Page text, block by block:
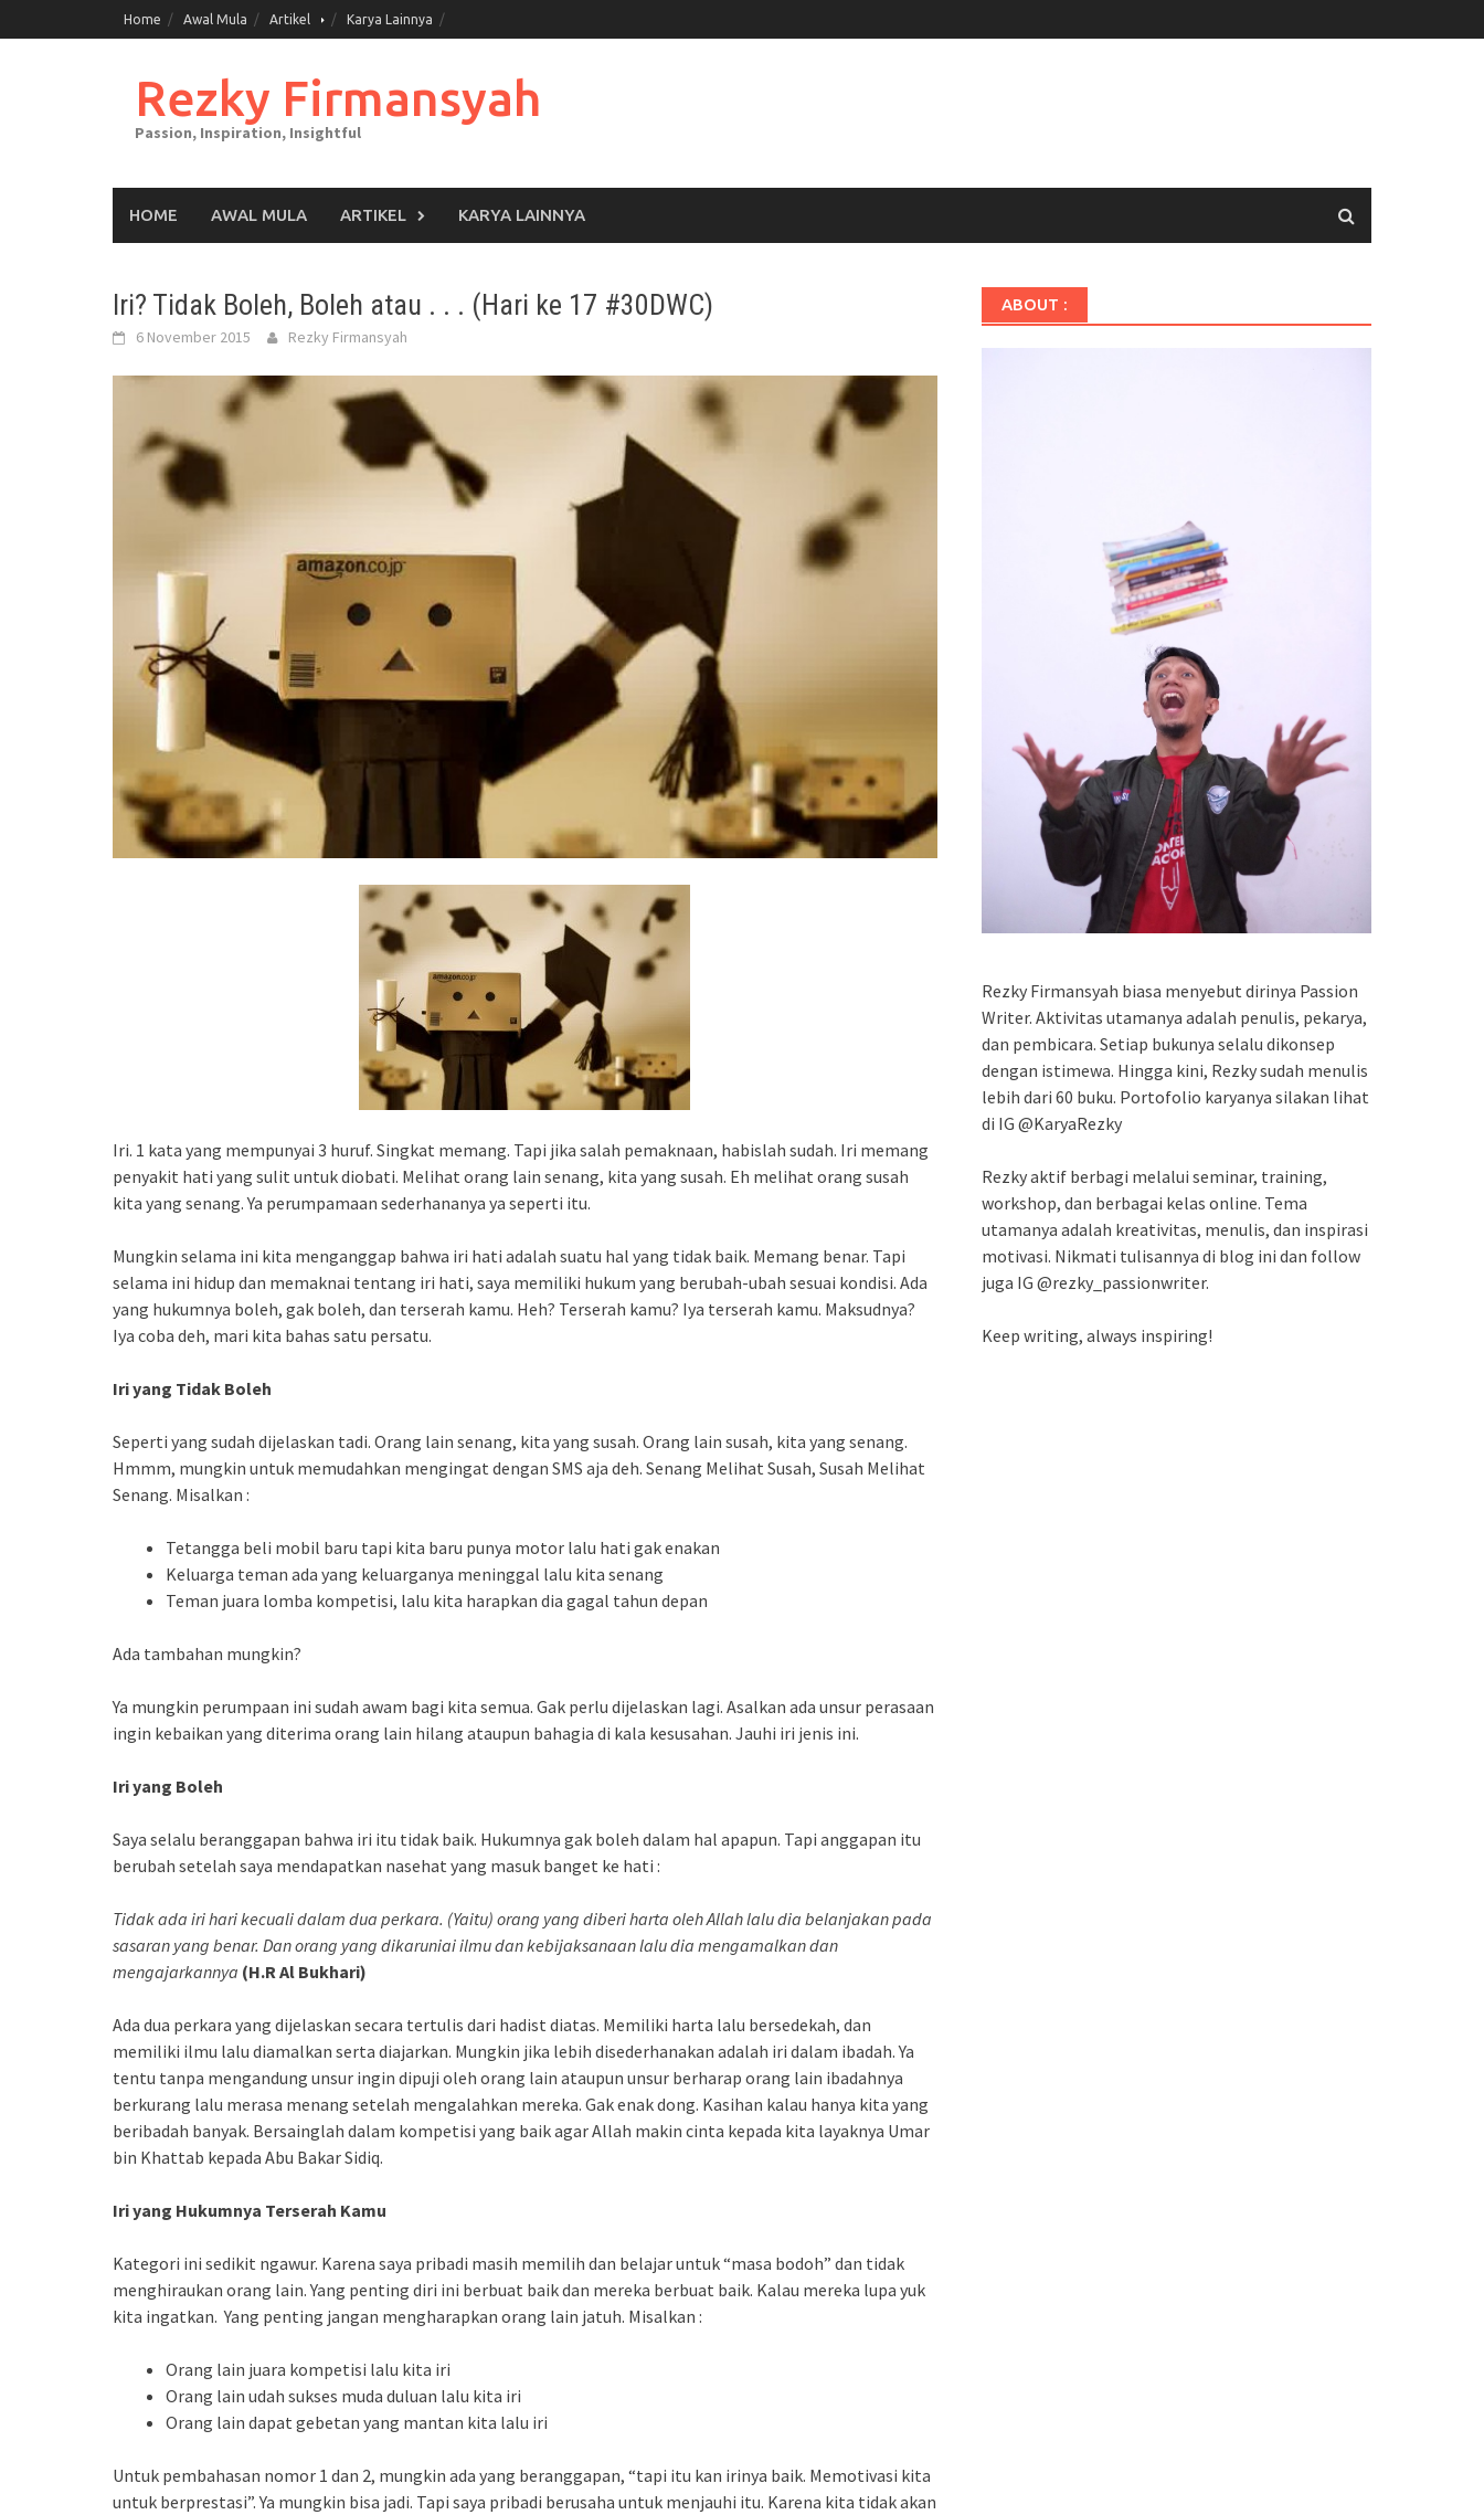
to
Home Awal Mula Artikel Karya Lainnya
Rezky Firmansyah
Passion, Inspiration, Insightful
HOME AWAL MULA ARTIKEL KARYA LAINNYA
Iri? Tidak Boleh, Boleh atau . . . (Hari ke 17 #30DWC)
6 November 2015 Rezky Firmansyah
Iri. 1 kata yang mempunyai 3 huruf. Singkat memang. Tapi jika salah pemaknaan, habislah sudah. Iri memang
penyakit hati yang sulit untuk diobati. Melihat orang lain senang, kita yang susah. Eh melihat orang susah
kita yang senang. Ya perumpamaan sederhananya ya seperti itu.
Mungkin selama ini kita menganggap bahwa iri hati adalah suatu hal yang tidak baik. Memang benar. Tapi
selama ini hidup dan memaknai tentang iri hati, saya memiliki hukum yang berubah-ubah sesuai kondisi. Ada
yang hukumnya boleh, gak boleh, dan terserah kamu. Heh? Terserah kamu? Iya terserah kamu. Maksudnya?
Iya coba deh, mari kita bahas satu persatu.
Iri yang Tidak Boleh
Seperti yang sudah dijelaskan tadi. Orang lain senang, kita yang susah. Orang lain susah, kita yang senang.
Hmmm, mungkin untuk memudahkan mengingat dengan SMS aja deh. Senang Melihat Susah, Susah Melihat
Senang. Misalkan :
Tetangga beli mobil baru tapi kita baru punya motor lalu hati gak enakan
Keluarga teman ada yang keluarganya meninggal lalu kita senang
Teman juara lomba kompetisi, lalu kita harapkan dia gagal tahun depan
Ada tambahan mungkin?
Ya mungkin perumpaan ini sudah awam bagi kita semua. Gak perlu dijelaskan lagi. Asalkan ada unsur perasaan
ingin kebaikan yang diterima orang lain hilang ataupun bahagia di kala kesusahan. Jauhi iri jenis ini.
Iri yang Boleh
Saya selalu beranggapan bahwa iri itu tidak baik. Hukumnya gak boleh dalam hal apapun. Tapi anggapan itu
berubah setelah saya mendapatkan nasehat yang masuk banget ke hati :
Tidak ada iri hari kecuali dalam dua perkara. (Yaitu) orang yang diberi harta oleh Allah lalu dia belanjakan pada
sasaran yang benar. Dan orang yang dikaruniai ilmu dan kebijaksanaan lalu dia mengamalkan dan
mengajarkannya (H.R Al Bukhari)
Ada dua perkara yang dijelaskan secara tertulis dari hadist diatas. Memiliki harta lalu bersedekah, dan
memiliki ilmu lalu diamalkan serta diajarkan. Mungkin jika lebih disederhanakan adalah iri dalam ibadah. Ya
tentu tanpa mengandung unsur ingin dipuji oleh orang lain ataupun unsur berharap orang lain ibadahnya
berkurang lalu merasa menang setelah mengalahkan mereka. Gak enak dong. Kasihan kalau hanya kita yang
beribadah banyak. Bersainglah dalam kompetisi yang baik agar Allah makin cinta kepada kita layaknya Umar
bin Khattab kepada Abu Bakar Sidiq.
Iri yang Hukumnya Terserah Kamu
Kategori ini sedikit ngawur. Karena saya pribadi masih memilih dan belajar untuk “masa bodoh” dan tidak
menghiraukan orang lain. Yang penting diri ini berbuat baik dan mereka berbuat baik. Kalau mereka lupa yuk
kita ingatkan. Yang penting jangan mengharapkan orang lain jatuh. Misalkan :
Orang lain juara kompetisi lalu kita iri
Orang lain udah sukses muda duluan lalu kita iri
Orang lain dapat gebetan yang mantan kita lalu iri
Untuk pembahasan nomor 1 dan 2, mungkin ada yang beranggapan, “tapi itu kan irinya baik. Memotivasi kita
untuk berprestasi”. Ya mungkin bisa jadi. Tapi saya pribadi berusaha untuk menjauhi itu. Karena kita tidak akan
ABOUT :
Rezky Firmansyah biasa menyebut dirinya Passion
Writer. Aktivitas utamanya adalah penulis, pekarya,
dan pembicara. Setiap bukunya selalu dikonsep
dengan istimewa. Hingga kini, Rezky sudah menulis
lebih dari 60 buku. Portofolio karyanya silakan lihat
di IG @KaryaRezky
Rezky aktif berbagi melalui seminar, training,
workshop, dan berbagai kelas online. Tema
utamanya adalah kreativitas, menulis, dan inspirasi
motivasi. Nikmati tulisannya di blog ini dan follow
juga IG @rezky_passionwriter.
Keep writing, always inspiring!